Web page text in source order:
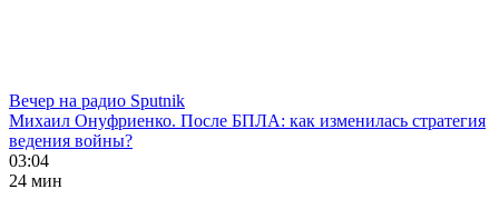
Вечер на радио Sputnik
Михаил Онуфриенко. После БПЛА: как изменилась стратегия
ведения войны?
03:04
24 мин